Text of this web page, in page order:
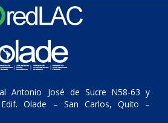
Antonio José de Sucre N58-63 y
Edif. Olade – San Carlos, Quito –